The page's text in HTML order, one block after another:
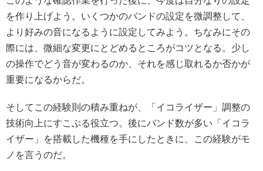
を作り上げよう。いくつかのバンドの設定を微調整して、
より好みの音になるように設定してみよう。ちなみにその
際には、微細な変更にとどめるところがコツとなる。少し
の操作でどう音が変わるのか、それを感じ取れるか否かが
重要になるからだ。
そしてこの経験則の積み重ねが、「イコライザー」調整の
技術向上にすこぶる役立つ。後にバンド数が多い「イコラ
イザー」を搭載した機種を手にしたときに、この経験がモ
ノを言うのだ。